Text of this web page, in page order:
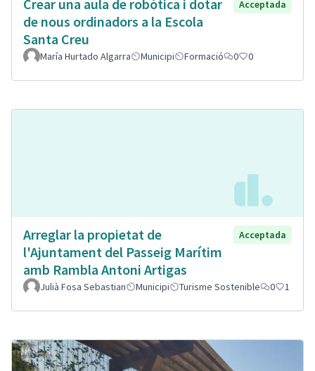
Crear una aula de robòtica i dotar
de nous ordinadors a la Escola
Santa Creu
Acceptada
María Hurtado Algarra Municipi Formació 0 0
Arreglar la propietat de
l'Ajuntament del Passeig Marítim
amb Rambla Antoni Artigas
Acceptada
Julià Fosa Sebastian Municipi Turisme Sostenible 0 1